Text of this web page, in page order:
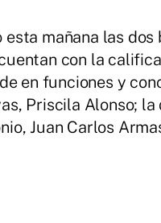
mañana las
con la
en funciones y
Priscila Alonso;
Juan Carlos